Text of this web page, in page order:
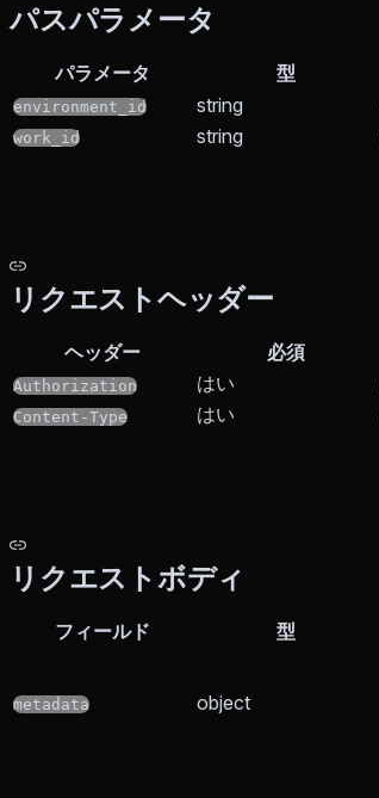
パスパラメータ
パラメータ 型
environment_id string
work_id string
リクエストヘッダー
ヘッダー 必須
Authorization はい
Content-Type
はい
リクエストボディ
フィールド 型
metadata object